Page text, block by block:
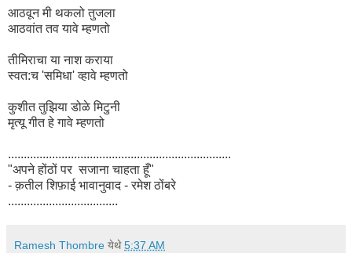
आठवून मी थकलो तुजला
आठवांत तव यावे म्हणतो
तीमिराचा या नाश कराया
स्वत:च 'समिधा' व्हावे म्हणतो
कुशीत तुझिया डोळे मिटुनी
मृत्यू गीत हे गावे म्हणतो
.......................................................................
"अपने होंठों परसजाना चाहता हूँ"
- क़तील शिफ़ाईभावानुवाद - रमेश ठोंबरे
...................................
Ramesh Thombre येथे5:37 AM